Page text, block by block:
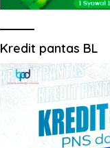
Kredit pantas BL